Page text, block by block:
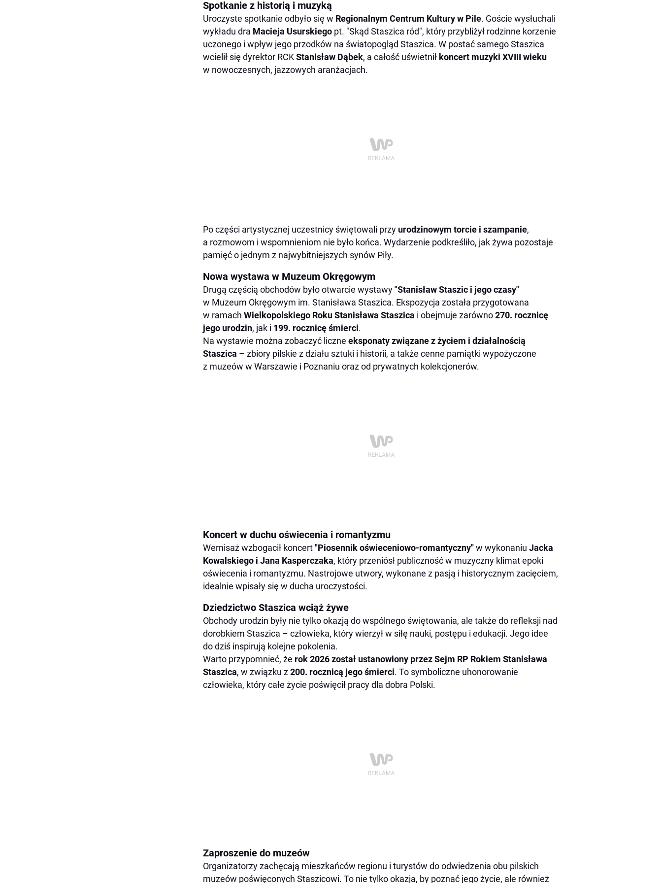
Spotkanie z historią i muzyką
Uroczyste spotkanie odbyło się w Regionalnym Centrum Kultury w Pile. Goście wysłuchali
wykładu dra Macieja Usurskiego pt. "Skąd Staszica ród", który przybliżył rodzinne korzenie
uczonego i wpływ jego przodków na światopogląd Staszica. W postać samego Staszica
wcielił się dyrektor RCKStanisław Dąbek, a całość uświetnił koncert muzyki XVIII wieku
w nowoczesnych, jazzowych aranżacjach.
Po części artystycznej uczestnicy świętowali przy urodzinowym torcie i szampanie,
a rozmowom i wspomnieniom nie było końca. Wydarzenie podkreśliło, jak żywa pozostaje
pamięć o jednym z najwybitniejszych synów Piły.
Nowa wystawa w Muzeum Okręgowym
Drugą częścią obchodów było otwarcie wystawy"Stanisław Staszic i jego czasy"
w Muzeum Okręgowym im. Stanisława Staszica. Ekspozycja została przygotowana
w ramach Wielkopolskiego Roku Stanisława Staszica i obejmuje zarówno270. rocznicę
jego urodzin, jak i 199. rocznicę śmierci.
Na wystawie można zobaczyć liczne eksponaty związane z życiem i działalnością
Staszica – zbiory pilskie z działu sztuki i historii, a także cenne pamiątki wypożyczone
z muzeów w Warszawie i Poznaniu oraz od prywatnych kolekcjonerów.
Koncert w duchu oświecenia i romantyzmu
Wernisaż wzbogacił koncert"Piosennik oświeceniowo-romantyczny"w wykonaniu Jacka
Kowalskiego i Jana Kasperczaka, który przeniósł publiczność w muzyczny klimat epoki
oświecenia i romantyzmu. Nastrojowe utwory, wykonane z pasją i historycznym zacięciem,
idealnie wpisały się w ducha uroczystości.
Dziedzictwo Staszica wciąż żywe
Obchody urodzin były nie tylko okazją do wspólnego świętowania, ale także do refleksji nad
dorobkiem Staszica – człowieka, który wierzył w siłę nauki, postępu i edukacji. Jego idee
do dziś inspirują kolejne pokolenia.
Warto przypomnieć, że rok 2026 został ustanowiony przez Sejm RP Rokiem Stanisława
Staszica, w związku z200. rocznicą jego śmierci. To symboliczne uhonorowanie
człowieka, który całe życie poświęcił pracy dla dobra Polski.
Zaproszenie do muzeów
Organizatorzy zachęcają mieszkańców regionu i turystów do odwiedzenia obu pilskich
muzeów poświęconych Staszicowi. To nie tylko okazja, by poznać jego życie, ale również